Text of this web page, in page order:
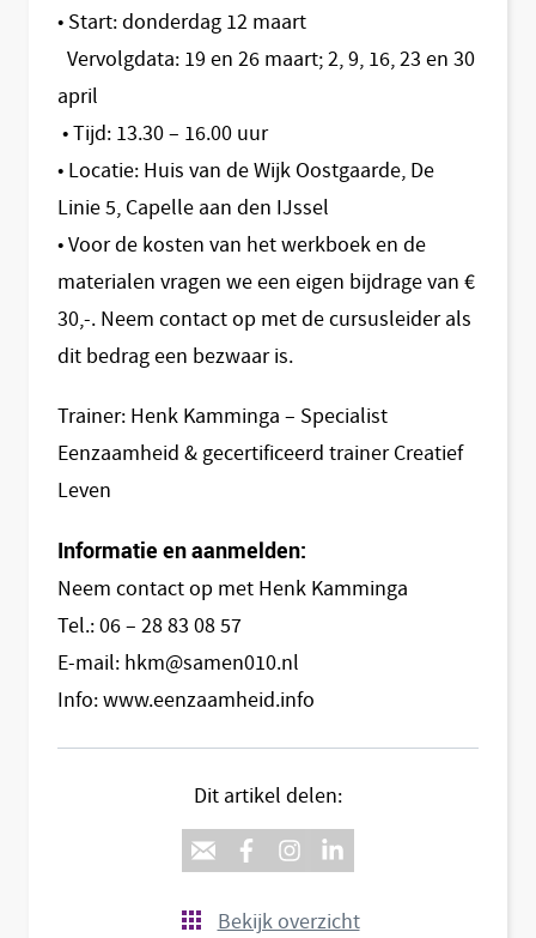
• Start: donderdag 12 maart
Vervolgdata: 19 en 26 maart; 2, 9, 16, 23 en 30
april
• Tijd: 13.30 – 16.00 uur
• Locatie: Huis van de Wijk Oostgaarde, De
Linie 5, Capelle aan den IJssel
• Voor de kosten van het werkboek en de
materialen vragen we een eigen bijdrage van €
30,-. Neem contact op met de cursusleider als
dit bedrag een bezwaar is.
Trainer: Henk Kamminga – Specialist
Eenzaamheid & gecertificeerd trainer Creatief
Leven
Informatie en aanmelden:
Neem contact op met Henk Kamminga
Tel.: 06 – 28 83 08 57
E-mail: hkm@samen010.nl
Info: www.eenzaamheid.info
Dit artikel delen:
Bekijk overzicht